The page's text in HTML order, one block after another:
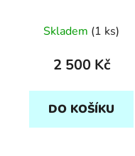
Skladem (1 ks)
2 500 Kč
DO KOŠÍKU